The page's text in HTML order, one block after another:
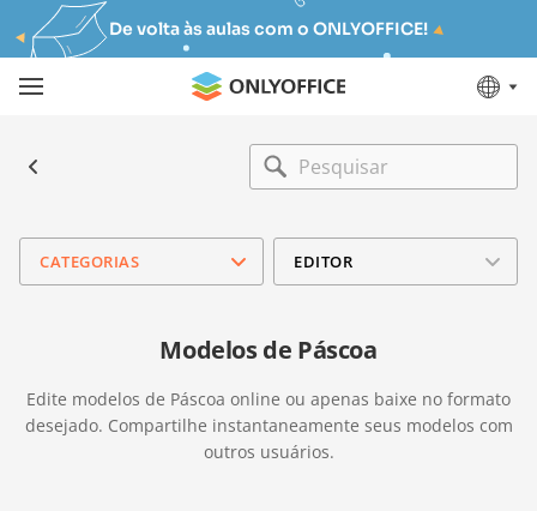
De volta às aulas com o ONLYOFFICE!
CATEGORIAS EDITOR
Modelos de Páscoa
Edite modelos de Páscoa online ou apenas baixe no formato
desejado. Compartilhe instantaneamente seus modelos com
outros usuários.